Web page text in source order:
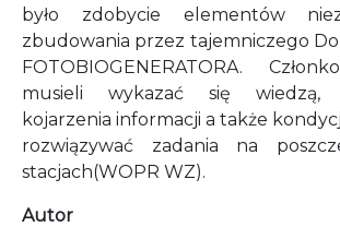
było zdobycie elementów
zbudowania przez tajemniczego
FOTOBIOGENERATORA.
musieli wykazać się wiedzą,
kojarzenia informacji a także
rozwiązywać zadania na
stacjach(WOPR WZ).
Autor